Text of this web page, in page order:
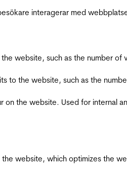
interagerar med
website, such as the number
to the website, such as the
on the website. Used for internal
website, which optimizes the